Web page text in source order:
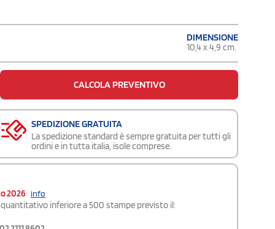
DIMENSIONE
10,4 x 4,9 cm.
CALCOLA PREVENTIVO
SPEDIZIONE GRATUITA
La spedizione standard è sempre gratuita per tutti gli
ordini e in tutta italia, isole comprese.
2026 info
inferiore a 500 stampe previsto il: